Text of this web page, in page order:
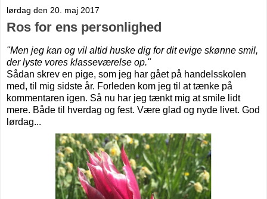
lørdag den 20. maj 2017
Ros for ens personlighed
"Men jeg kan og vil altid huske dig for dit evige skønne smil,
der lyste vores klasseværelse op."
Sådan skrev en pige, som jeg har gået på handelsskolen
med, til mig sidste år. Forleden kom jeg til at tænke på
kommentaren igen. Så nu har jeg tænkt mig at smile lidt
mere. Både til hverdag og fest. Være glad og nyde livet. God
lørdag...